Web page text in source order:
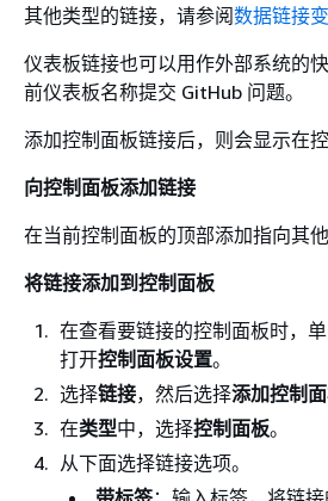
其他类型的链接，请参阅数据链接
仪表板链接也可以用作外部系统的
前仪表板名称提交 GitHub 问题。
添加控制面板链接后，则会显示在
向控制面板添加链接
在当前控制面板的顶部添加指向其
将链接添加到控制面板
在查看要链接的控制面板时，
打开控制面板设置。
选择链接，然后选择添加控制
在类型中，选择控制面板。
从下面选择链接选项。